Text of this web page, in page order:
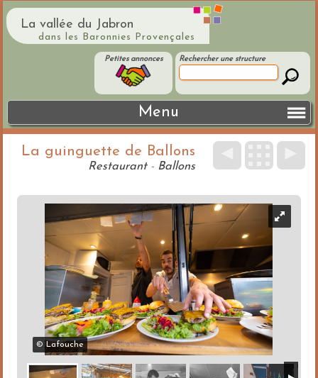
La vallée du Jabron
dans les Baronnies Provençales
Rechercher une structure
Petites annonces
Menu
La guinguette de Ballons
Restaurant- Ballons
© Lafouche